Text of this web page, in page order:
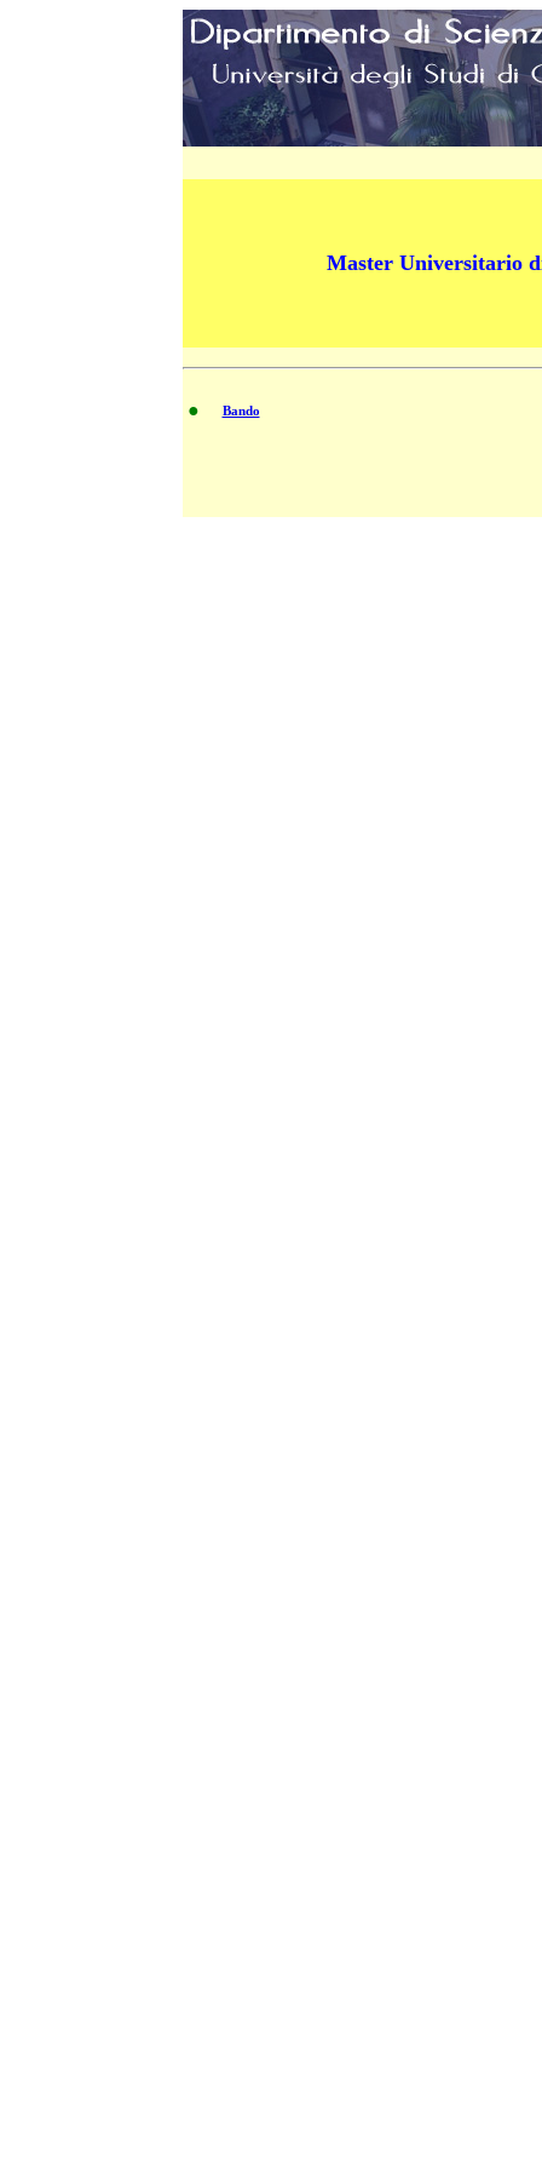
Master Universitario
● Bando